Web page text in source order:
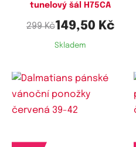
tunelový šál H75CA
299 Kč149,50 Kč
Skladem